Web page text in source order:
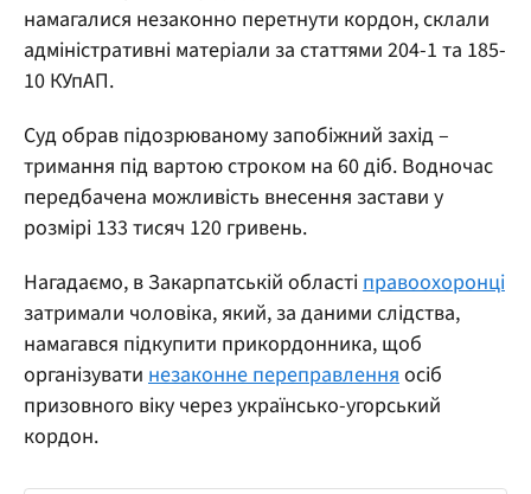
намагалися незаконно перетнути кордон, склали
адміністративні матеріали за статтями 204-1 та 185-
10 КУпАП.
Суд обрав підозрюваному запобіжний захід –
тримання під вартою строком на 60 діб. Водночас
передбачена можливість внесення застави у
розмірі 133 тисяч 120 гривень.
Нагадаємо, в Закарпатській областіправоохоронці
затримали чоловіка, який, за даними слідства,
намагався підкупити прикордонника, щоб
організувати незаконне переправленняосіб
призовного віку через українсько-угорський
кордон.